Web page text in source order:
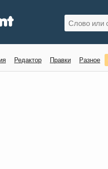
Редактор Правки Разное